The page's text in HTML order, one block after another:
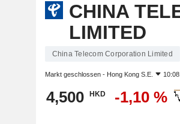
CHINA
LIMITED
China Telecom Corporation Limited
Markt geschlossen - Hong Kong S.E.
4,500 HKD -1,10 %